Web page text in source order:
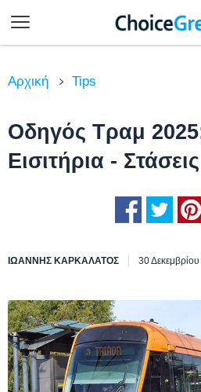
Αρχική Tips
Οδηγός Τραμ
Εισιτήρια - Στάσεις
ΙΩΆΝΝΗΣ ΚΑΡΚΑΛΆΤΟΣ 30